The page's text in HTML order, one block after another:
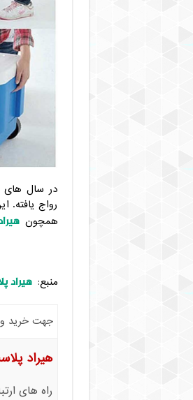
در سال های
رواج
همچون
منبع: هیراد
جهت خرید و
هیراد
راه های